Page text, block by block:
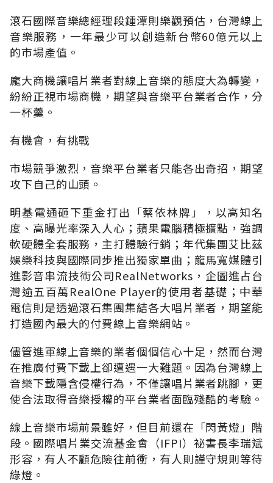
滾石國際音樂總經理段鍾潭則樂觀預估，台灣線上
音樂服務，一年最少可以創造新台幣60億元以上
的市場產值。
龐大商機讓唱片業者對線上音樂的態度大為轉變，
紛紛正視市場商機，期望與音樂平台業者合作，分
一杯羹。
有機會，有挑戰
市場競爭激烈，音樂平台業者只能各出奇招，期望
攻下自己的山頭。
明基電通砸下重金打出「蔡依林牌」，以高知名
度、高曝光率深入人心；蘋果電腦積極擴點，強調
軟硬體全套服務，主打體驗行銷；年代集團艾比茲
娛樂科技與國際同步推出獨家單曲；龍馬寬媒體引
進影音串流技術公司RealNetworks，企圖進占台
灣逾五百萬RealOne Player的使用者基礎；中華
電信則是透過滾石集團集結各大唱片業者，期望能
打造國內最大的付費線上音樂網站。
儘管進軍線上音樂的業者個個信心十足，然而台灣
在推廣付費下載上卻遭遇一大難題。因為台灣線上
音樂下載隱含侵權行為，不僅讓唱片業者跳腳，更
使合法取得音樂授權的平台業者面臨殘酷的考驗。
線上音樂市場前景雖好，但目前還在「閃黃燈」階
段。國際唱片業交流基金會（IFPI）祕書長李瑞斌
形容，有人不顧危險往前衝，有人則謹守規則等待
綠燈。